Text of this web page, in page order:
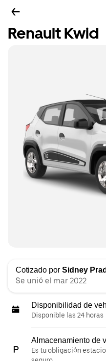
Renault Kwid
Cotizado por Sidney
Se unió el mar 2022
Disponibilidad de
Disponible las 24 horas
Almacenamiento de
Es tu obligación